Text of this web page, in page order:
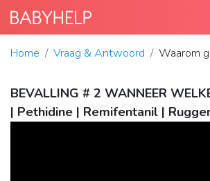
Home Vraag & Antwoord Waarom
BEVALLING # 2 WANNEER
| Pethidine | Remifentanil |